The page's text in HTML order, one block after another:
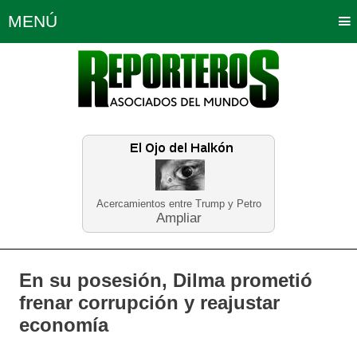
Acercamientos entre Trump y Petro
Ampliar
MENÚ
Política Opinión Bogotá
Planeta Tierra Deportes
Educación Neira
En su posesión, Dilma prometió
frenar corrupción y reajustar
economía